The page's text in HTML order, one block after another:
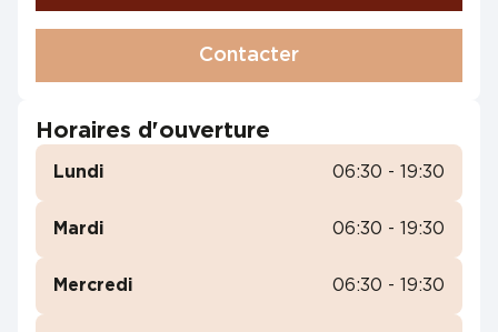
Contacter
Horaires d'ouverture
Lundi 06:30 - 19:30
Mardi 06:30 - 19:30
Mercredi 06:30 - 19:30